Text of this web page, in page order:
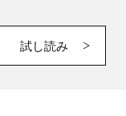
試し読み